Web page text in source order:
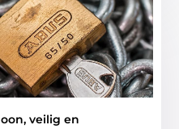
veilig en